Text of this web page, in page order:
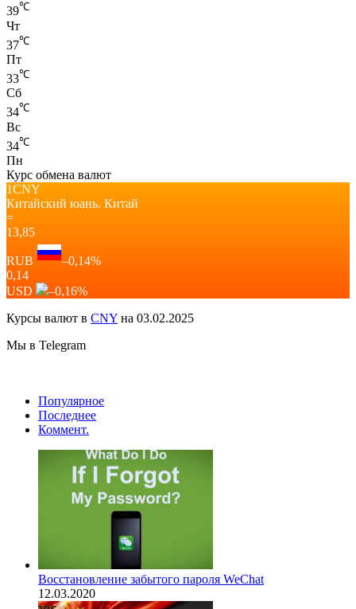
39℃
Чт
37℃
Пт
33℃
Сб
34℃
Вс
34℃
Пн
Курс обмена валют
1CNY
Китайский юань. Китай
=
13,85
RUB –0,14%
0,14
USD
–0,16%
Курсы валют в CNY на 03.02.2025
Мы в Telegram
Популярное
Последнее
Коммент.
Восстановление забытого пароля WeChat
12.03.2020